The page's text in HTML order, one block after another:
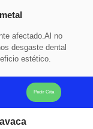
afectado.Al no
desgaste dental
estético.
Pedir Cita